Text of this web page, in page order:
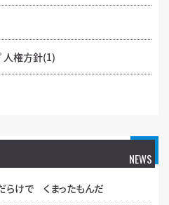
人権方針(1)
NEWS
らけで くまったもんだ